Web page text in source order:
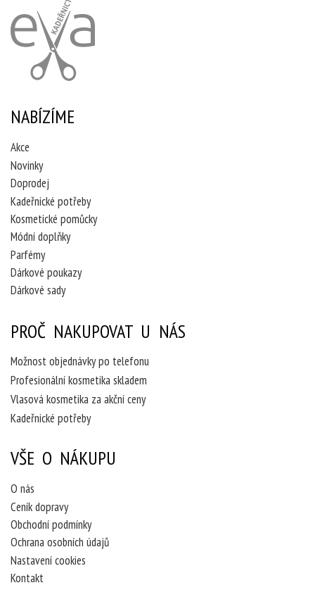
NABÍZÍME
Akce
Novinky
Doprodej
Kadeřnické potřeby
Kosmetické pomůcky
Módní doplňky
Parfémy
Dárkové poukazy
Dárkové sady
PROČ NAKUPOVAT U NÁS
Možnost objednávky po telefonu
Profesionální kosmetika skladem
Vlasová kosmetika za akční ceny
Kadeřnické potřeby
VŠE O NÁKUPU
O nás
Ceník dopravy
Obchodní podmínky
Ochrana osobních údajů
Nastavení cookies
Kontakt